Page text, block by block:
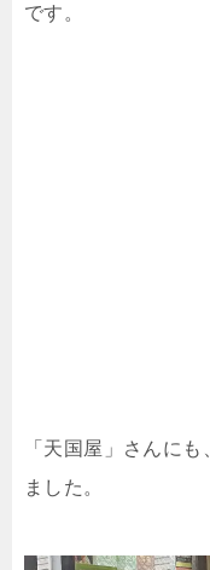
です。
「天国屋」さんに
ました。